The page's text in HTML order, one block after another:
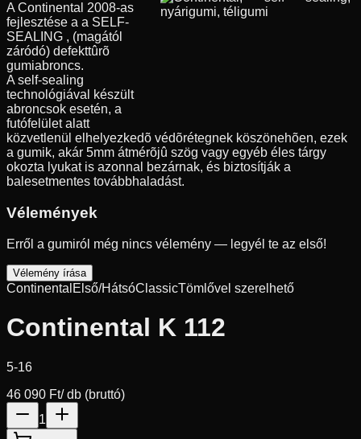
A Continental 2008-as
fejlesztése a a SELF-
SEALING , (magától
záródó) defekttûrõ
gumiabroncs.
A self-sealing
technológiával készült
abroncsok esetén, a
futófelület alatt
közvetlenül elhelyezkedõ védõrétegnek köszönehõen, ezek
a gumik, akár 5mm átmérõjû szög vagy egyéb éles tárgy
okozta lyukat is azonnal bezárnak, és biztosítják a
balesetmentes továbbhaladást.
Vélemények
Erről a gumiról még nincs vélemény — legyél te az első!
Vélemény írása
Continental Első/HátsóClassicTömlővel szerelhető
Continental K 112
5-16
46 090 Ft/ db (bruttó)
1